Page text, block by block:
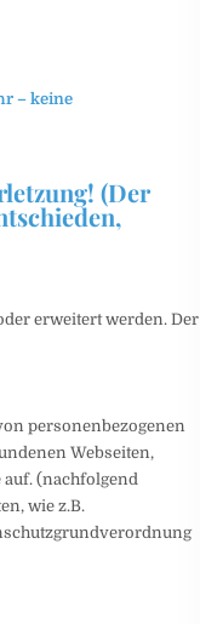
– keine
(Der
erweitert werden. Der
personenbezogenen
Webseiten,
(nachfolgend
wie z.B.